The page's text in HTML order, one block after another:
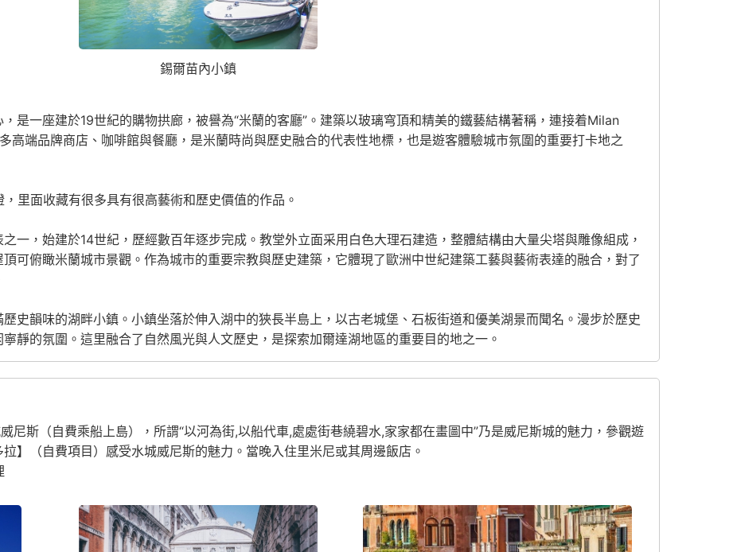
錫爾苗內小鎮
是一座建於19世紀的購物拱廊，被譽為“米蘭的客廳”。建築以玻璃穹頂和精美的鐵藝結構著稱，連接着Milan
高端品牌商店、咖啡館與餐廳，是米蘭時尚與歷史融合的代表性地標，也是遊客體驗城市氛圍的重要打卡地之
里面收藏有很多具有很高藝術和歷史價值的作品。
一，始建於14世紀，歷經數百年逐步完成。教堂外立面采用白色大理石建造，整體結構由大量尖塔與雕像組成，
可俯瞰米蘭城市景觀。作為城市的重要宗教與歷史建築，它體現了歐洲中世紀建築工藝與藝術表達的融合，對了
史韻味的湖畔小鎮。小鎮坐落於伸入湖中的狹長半島上，以古老城堡、石板街道和優美湖景而聞名。漫步於歷史
靜的氛圍。這里融合了自然風光與人文歷史，是探索加爾達湖地區的重要目的地之一。
尼斯（自費乘船上島），所謂“以河為街,以船代車,處處街巷繞碧水,家家都在畫圖中”乃是威尼斯城的魅力，參觀遊
】（自費項目）感受水城威尼斯的魅力。當晚入住里米尼或其周邊飯店。